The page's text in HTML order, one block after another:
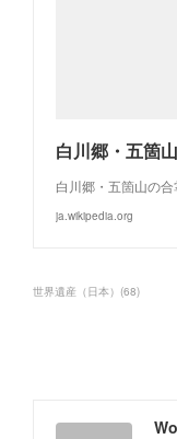
白川郷・五箇
白川郷・五箇山の
ja.wikipedia.org
世界遺産（日本） (68)